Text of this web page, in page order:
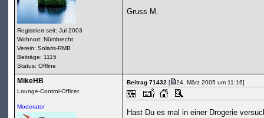
Registriert seit: Jul 2003
Wohnort: Nümbrecht
Verein: Solaris-RMB
Beiträge: 1115
Status: Offline
Gruss M.
MikeHB
Lounge-Control-Officer
Moderator
Beitrag 71432[ 24. März 2005 um 11:16]
Hast Du es mal in einer Drogerie